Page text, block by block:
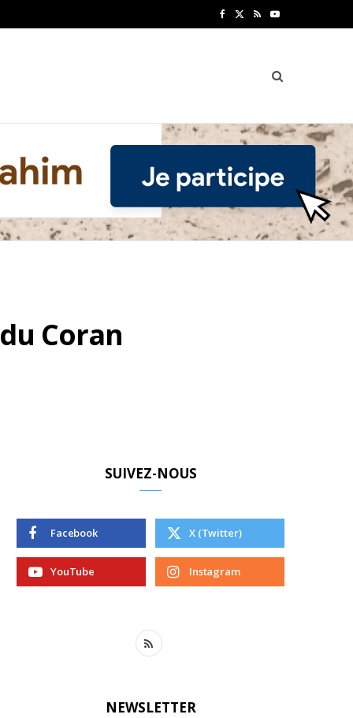
b
o
i
t
r
R Y
u
u
e
Coran
SUIVEZ-NOUS
Facebook X (Twitter)
YouTube Instagram
R
NEWSLETTER